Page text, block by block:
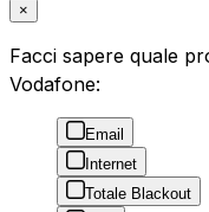
×
Facci sapere quale
Vodafone:
Email
Internet
Totale Blackout